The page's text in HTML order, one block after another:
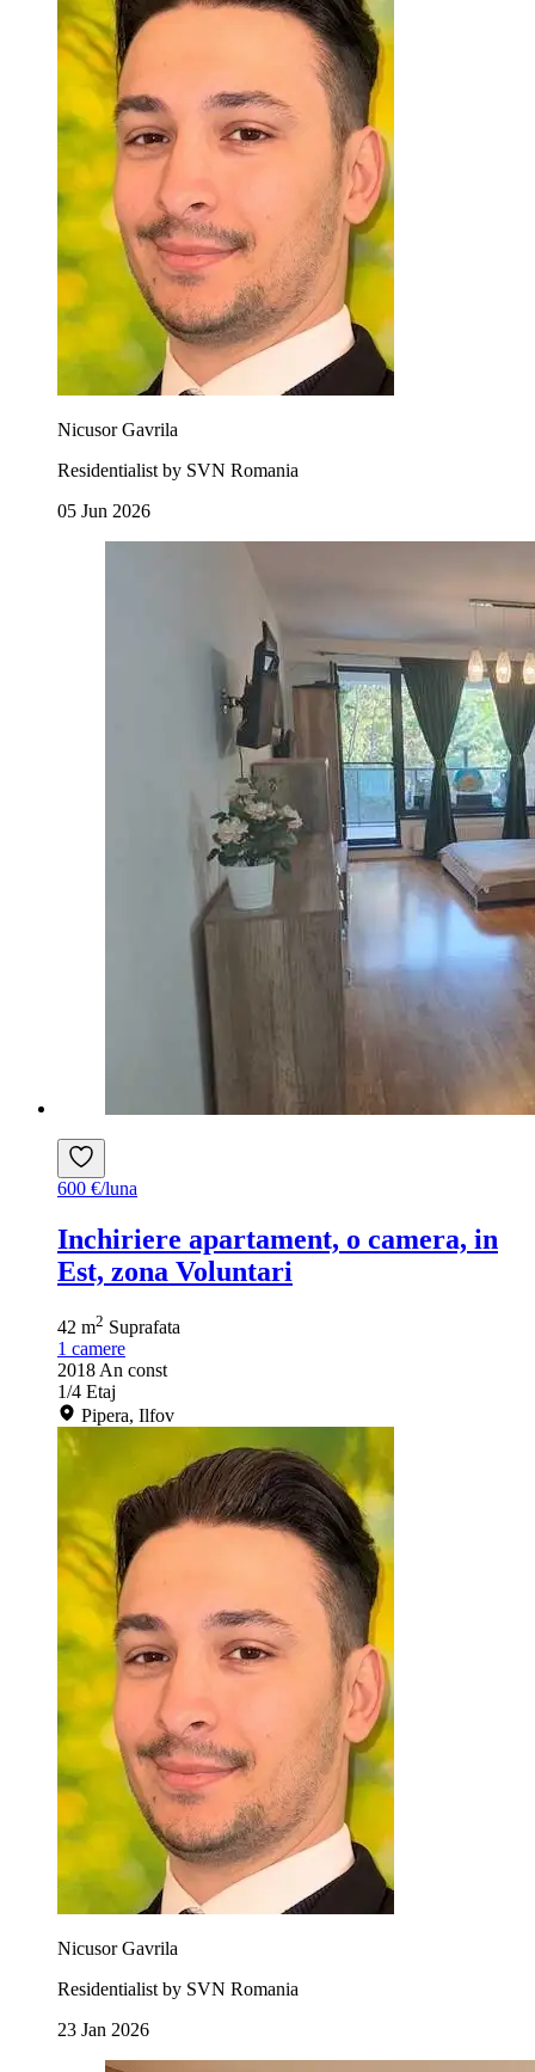
Nicusor Gavrila
Residentialist by SVN Romania
05 Jun 2026
600 €/luna
Inchiriere apartament, o camera, in
Est, zona Voluntari
42 m2 Suprafata
1 camere
2018 An const
1/4 Etaj
Pipera, Ilfov
Nicusor Gavrila
Residentialist by SVN Romania
23 Jan 2026